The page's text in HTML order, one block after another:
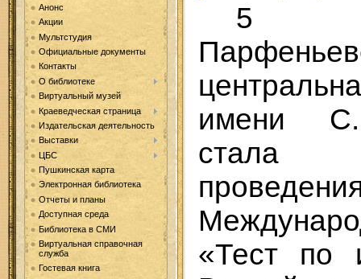
Анонс
Акции
Мультстудия
Официальные документы
Контакты
О библиотеке
Виртуальный музей
Краеведческая страница
Издательская деятельность
Выставки
ЦБС
Пушкинская карта
Электронная библиотека
Отчеты и планы
Доступная среда
Библиотека в СМИ
Виртуальная справочная
служба
Гостевая книга
5
имени
стала
«Тест по